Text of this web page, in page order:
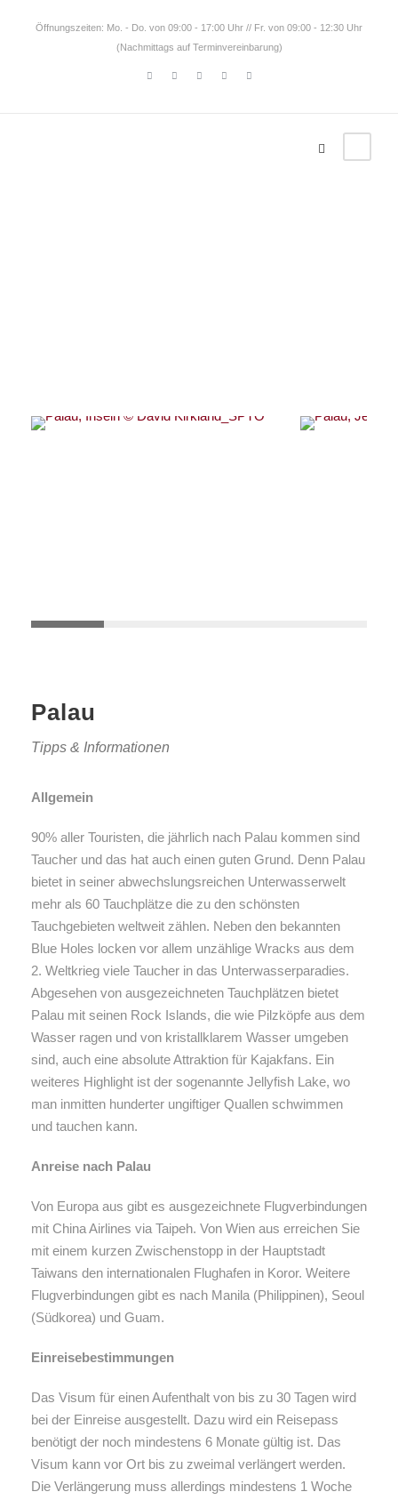
Öffnungszeiten: Mo. - Do. von 09:00 - 17:00 Uhr // Fr. von 09:00 - 12:30 Uhr
(Nachmittags auf Terminvereinbarung)
Palau
Tipps & Informationen
Allgemein
90% aller Touristen, die jährlich nach Palau kommen sind
Taucher und das hat auch einen guten Grund. Denn Palau
bietet in seiner abwechslungsreichen Unterwasserwelt
mehr als 60 Tauchplätze die zu den schönsten
Tauchgebieten weltweit zählen. Neben den bekannten
Blue Holes locken vor allem unzählige Wracks aus dem
2. Weltkrieg viele Taucher in das Unterwasserparadies.
Abgesehen von ausgezeichneten Tauchplätzen bietet
Palau mit seinen Rock Islands, die wie Pilzköpfe aus dem
Wasser ragen und von kristallklarem Wasser umgeben
sind, auch eine absolute Attraktion für Kajakfans. Ein
weiteres Highlight ist der sogenannte Jellyfish Lake, wo
man inmitten hunderter ungiftiger Quallen schwimmen
und tauchen kann.
Anreise nach Palau
Von Europa aus gibt es ausgezeichnete Flugverbindungen
mit China Airlines via Taipeh. Von Wien aus erreichen Sie
mit einem kurzen Zwischenstopp in der Hauptstadt
Taiwans den internationalen Flughafen in Koror. Weitere
Flugverbindungen gibt es nach Manila (Philippinen), Seoul
(Südkorea) und Guam.
Einreisebestimmungen
Das Visum für einen Aufenthalt von bis zu 30 Tagen wird
bei der Einreise ausgestellt. Dazu wird ein Reisepass
benötigt der noch mindestens 6 Monate gültig ist. Das
Visum kann vor Ort bis zu zweimal verlängert werden.
Die Verlängerung muss allerdings mindestens 1 Woche